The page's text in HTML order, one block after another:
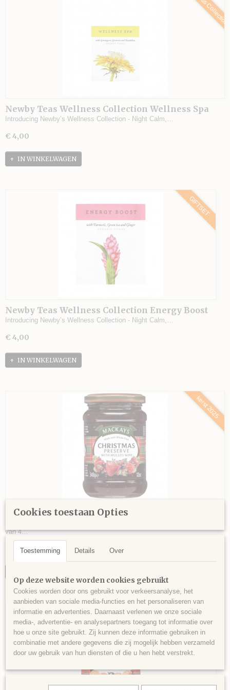
Newby Teas Wellness Collection Wellness Spa
GIFTSET
Introducing Newby’s Wellness Collection - Night Calm,…
€ 4,00
IN WINKELWAGEN
GIFTSET
Newby Teas Wellness Collection Energy Boost
GIFTSET
Introducing Newby’s Wellness Collection - Night Calm,…
€ 4,00
IN WINKELWAGEN
kerst 2025
Mackays Christmas Preserve with Mulled Wine
van 4…
€ 2,89
kerst 2025
Cookies toestaan Opties
Toestemming Details Over
Op deze website worden cookies gebruikt
Cookies worden door ons gebruikt voor verkeersanalyse, het
aanbieden van sociale media-functies en het personaliseren van
informatie en advertenties. Daarnaast verlenen we onze sociale
media-, advertentie- en analysepartners toegang tot informatie over
hoe u onze site gebruikt. Zij kunnen deze informatie gebruiken in
combinatie met andere gegevens die zij mogelijk hebben verzameld
door uw gebruik van hun diensten of die u hen hebt verstrekt.